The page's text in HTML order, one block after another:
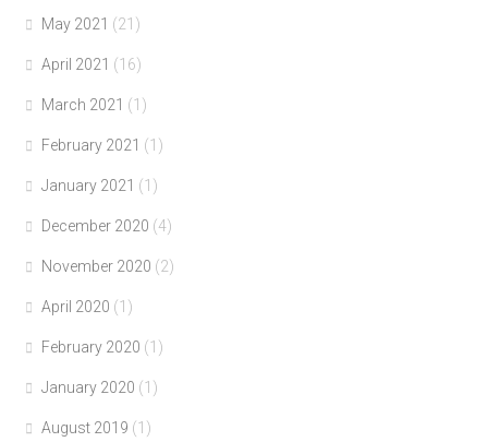
May 2021 (21)
April 2021 (16)
March 2021 (1)
February 2021 (1)
January 2021 (1)
December 2020 (4)
November 2020 (2)
April 2020 (1)
February 2020 (1)
January 2020 (1)
August 2019 (1)